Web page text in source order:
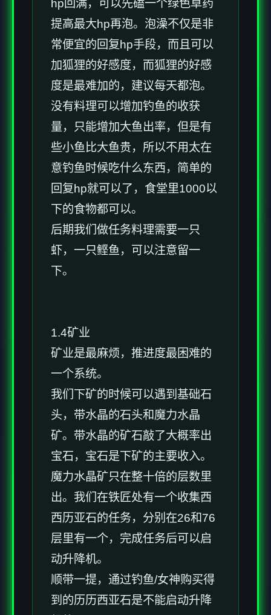
hp回满，可以先磕一个绿色草药
提高最大hp再泡。泡澡不仅是非
常便宜的回复hp手段，而且可以
加狐狸的好感度，而狐狸的好感
度是最难加的，建议每天都泡。
没有料理可以增加钓鱼的收获
量，只能增加大鱼出率，但是有
些小鱼比大鱼贵，所以不用太在
意钓鱼时候吃什么东西，简单的
回复hp就可以了，食堂里1000以
下的食物都可以。
后期我们做任务料理需要一只
虾，一只鲣鱼，可以注意留一
下。
1.4矿业
矿业是最麻烦，推进度最困难的
一个系统。
我们下矿的时候可以遇到基础石
头，带水晶的石头和魔力水晶
矿。带水晶的矿石敲了大概率出
宝石，宝石是下矿的主要收入。
魔力水晶矿只在整十倍的层数里
出。我们在铁匠处有一个收集西
西历亚石的任务，分别在26和76
层里有一个，完成任务后可以启
动升降机。
顺带一提，通过钓鱼/女神购买得
到的历历西亚石是不能启动升降